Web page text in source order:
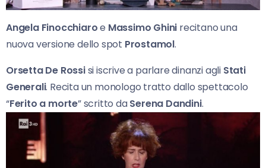
Angela Finocchiaroe Massimo Ghini recitano una
nuova versione dello spot Prostamol.
Orsetta De Rossisi iscrive a parlare dinanzi agli Stati
Generali. Recita un monologo tratto dallo spettacolo
“Ferito a morte” scritto daSerena Dandini.